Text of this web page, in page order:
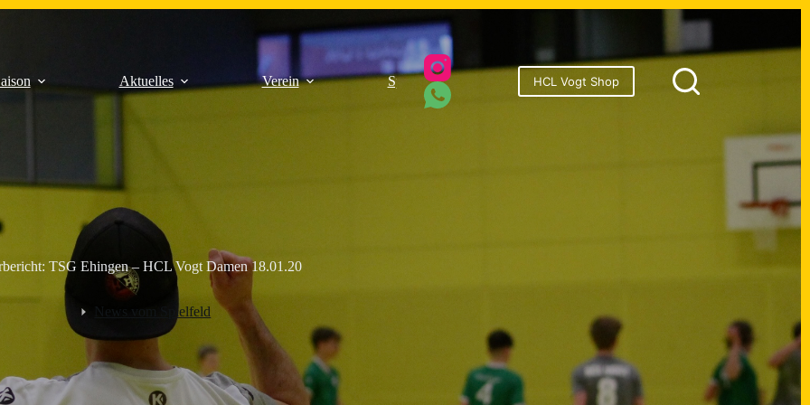
Aktuelles Verein Sponsoren HCL Vogt Shop
TSG Ehingen – HCL Vogt Damen 18.01.20
News vom Spielfeld